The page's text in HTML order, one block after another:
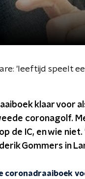
'leeftijd speelt
klaar voor
coronagolf.
de IC, en wie
Gommers in
coronadraaiboek